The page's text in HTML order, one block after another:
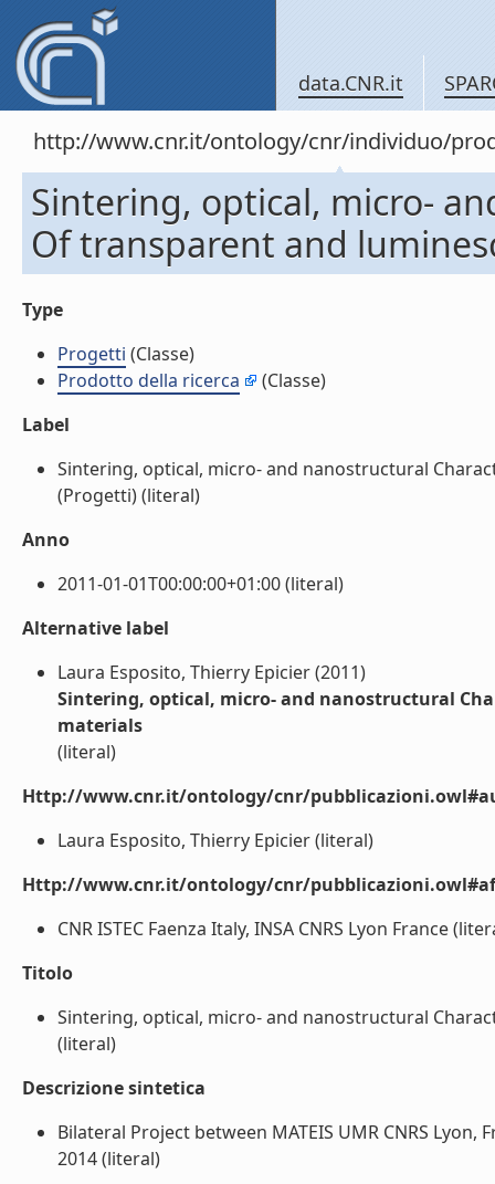
data.CNR.it
http://www.cnr.it/ontology/cnr/individuo/
Sintering, optical, micro-
Of transparent and
Type
Progetti (Classe)
Prodotto della ricerca
(Classe)
Label
Sintering, optical, micro- and nanostructural
(Progetti) (literal)
Anno
2011-01-01T00:00:00+01:00 (literal)
Alternative label
Laura Esposito, Thierry Epicier (2011)
Sintering, optical, micro- and nanostructural
materials
(literal)
Http://www.cnr.it/ontology/cnr/
Laura Esposito, Thierry Epicier (literal)
Http://www.cnr.it/ontology/cnr/
CNR ISTEC Faenza Italy, INSA CNRS Lyon France
Titolo
Sintering, optical, micro- and nanostructural
(literal)
Descrizione sintetica
Bilateral Project between MATEIS UMR CNRS Lyon,
2014 (literal)